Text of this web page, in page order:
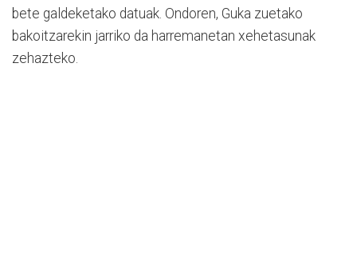
bete galdeketako datuak. Ondoren, Guka zuetako
bakoitzarekin jarriko da harremanetan xehetasunak
zehazteko.